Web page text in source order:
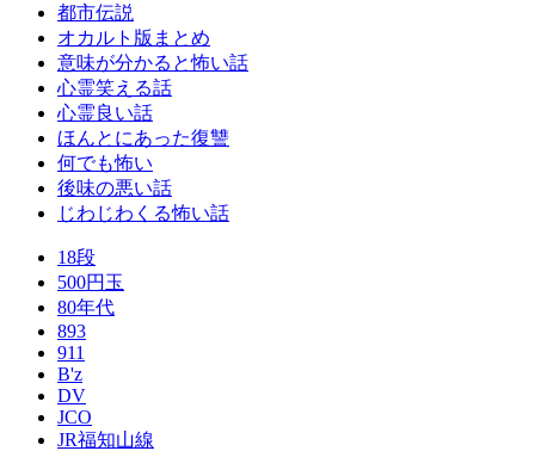
都市伝説
オカルト版まとめ
意味が分かると怖い話
心霊笑える話
心霊良い話
ほんとにあった復讐
何でも怖い
後味の悪い話
じわじわくる怖い話
18段
500円玉
80年代
893
911
B'z
DV
JCO
JR福知山線